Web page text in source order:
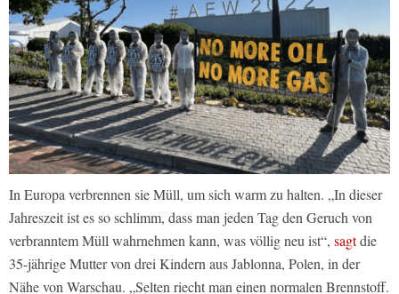
In Europa verbrennen sie Müll, um sich warm zu halten. „In dieser
Jahreszeit ist es so schlimm, dass man jeden Tag den Geruch von
verbranntem Müll wahrnehmen kann, was völlig neu ist“, sagtdie
35-jährige Mutter von drei Kindern aus Jablonna, Polen, in der
Nähe von Warschau. „Selten riecht man einen normalen Brennstoff.